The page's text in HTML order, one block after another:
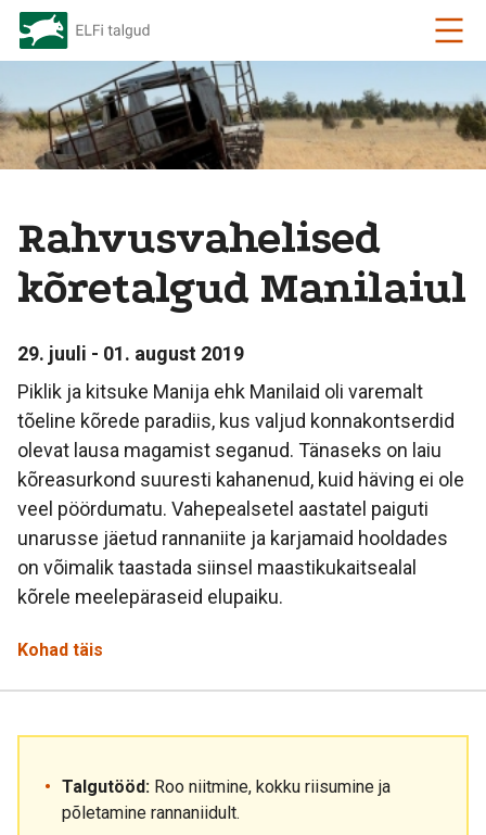
Rahvusvahelised
kõretalgud Manilaiul
29. juuli - 01. august 2019
Piklik ja kitsuke Manija ehk Manilaid oli varemalt
tõeline kõrede paradiis, kus valjud konnakontserdid
olevat lausa magamist seganud. Tänaseks on laiu
kõreasurkond suuresti kahanenud, kuid häving ei ole
veel pöördumatu. Vahepealsetel aastatel paiguti
unarusse jäetud rannaniite ja karjamaid hooldades
on võimalik taastada siinsel maastikukaitsealal
kõrele meelepäraseid elupaiku.
Kohad täis
Talgutööd: Roo niitmine, kokku riisumine ja
põletamine rannaniidult.